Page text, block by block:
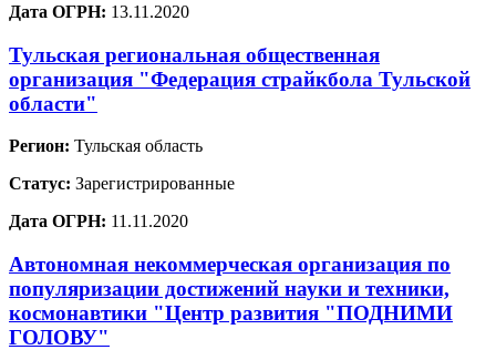
Дата ОГРН: 13.11.2020
Тульская региональная общественная
организация "Федерация страйкбола Тульской
области"
Регион: Тульская область
Статус: Зарегистрированные
Дата ОГРН: 11.11.2020
Автономная некоммерческая организация по
популяризации достижений науки и техники,
космонавтики "Центр развития "ПОДНИМИ
ГОЛОВУ"